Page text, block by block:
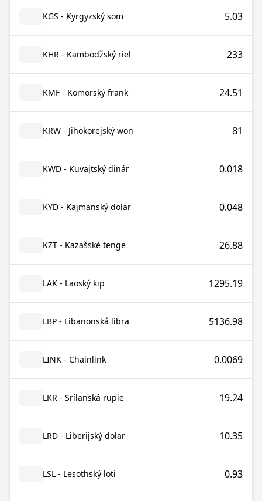
KGS - Kyrgyzský som 5.03
KHR - Kambodžský riel 233
KMF - Komorský frank 24.51
KRW - Jihokorejský won 81
KWD - Kuvajtský dinár 0.018
KYD - Kajmanský dolar 0.048
KZT - Kazašské tenge 26.88
LAK - Laoský kip 1295.19
LBP - Libanonská libra 5136.98
LINK - Chainlink 0.0069
LKR - Srílanská rupie 19.24
LRD - Liberijský dolar 10.35
LSL - Lesothský loti 0.93